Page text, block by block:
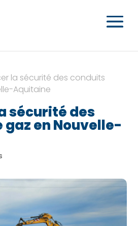
la sécurité des conduits
Aquitaine
sécurité des
gaz en Nouvelle-